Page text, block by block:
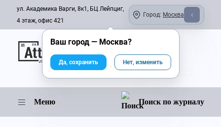
ул. Академика Варги, 8к1, БЦ Лейпциг,
4 этаж, офис 421
Город: Москва
Онлайн-журнал
Меню Поиск по журналу
Ваш город — Москва?
Да, сохранить Нет, изменить